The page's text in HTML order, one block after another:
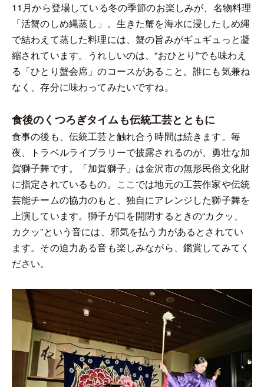
11月から登場している冬の季節のお楽しみが、名物料理
「活蟹のしめ縄蒸し」。生きた蟹を海水に浸したしめ縄
で結わえて蒸した料理には、蟹の旨みがギュギュっと凝
縮されています。うれしいのは、“おひとり”でも味わえ
る「ひとり蟹会席」のコースがあること。誰にも気兼ね
なく、存分に味わってみたいですね。
食後のくつろぎタイムも伝統工芸とともに
食事の後も、伝統工芸と触れ合う時間は続きます。毎
夜、トラベルライブラリーで披露されるのが、勇壮な加
賀獅子舞です。「加賀獅子」は金沢市の無形民俗文化財
に指定されているもの。ここでは地元の工芸作家や伝統
芸能チームの協力のもと、独自にアレンジした獅子舞を
上演しています。獅子が口を開閉するときの“カクッ、
カクッ”という音には、邪気を払う力があるとされてい
ます。その迫力ある音も楽しみながら、鑑賞してみてく
ださい。